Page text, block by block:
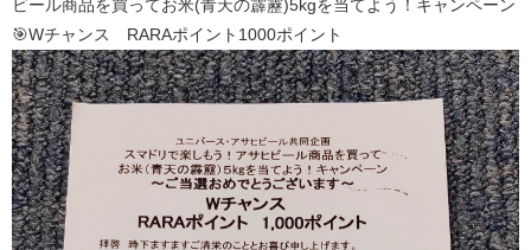
ビール商品を買ってお米(青天の霹靂)5kgを当てよう！キャンペーン
🎯Wチャンス RARAポイント1000ポイント